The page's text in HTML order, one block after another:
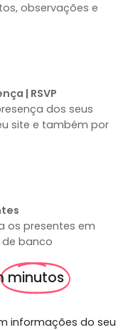
observações e
| RSVP
dos seus
site e também por
os presentes em
banco
minutos
informações do seu